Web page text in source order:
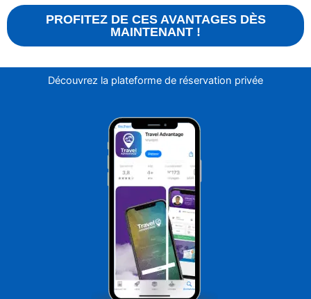
PROFITEZ DE CES AVANTAGES DÈS
MAINTENANT !
Découvrez la plateforme de réservation privée